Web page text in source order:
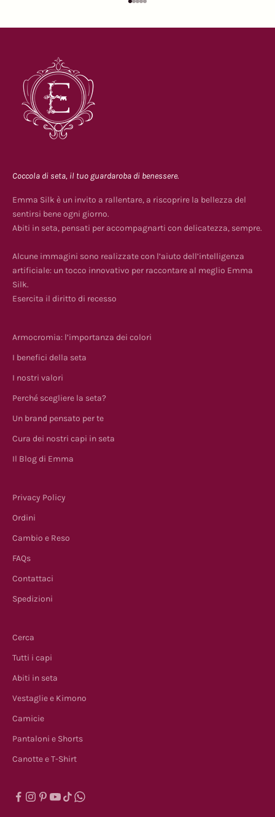
Vai all'articolo 1
Vai all'articolo 2
Vai all'articolo 3
Vai all'articolo 4
Vai all'articolo 5
Coccola di seta, il tuo guardaroba di benessere.
Emma Silk è un invito a rallentare, a riscoprire la bellezza del
sentirsi bene ogni giorno.
Abiti in seta, pensati per accompagnarti con delicatezza, sempre.
Alcune immagini sono realizzate con l’aiuto dell’intelligenza
artificiale: un tocco innovativo per raccontare al meglio Emma
Silk.
Esercita il diritto di recesso
Armocromia: l’importanza dei colori
I benefici della seta
I nostri valori
Perché scegliere la seta?
Un brand pensato per te
Cura dei nostri capi in seta
Il Blog di Emma
Privacy Policy
Ordini
Cambio e Reso
FAQs
Contattaci
Spedizioni
Cerca
Tutti i capi
Abiti in seta
Vestaglie e Kimono
Camicie
Pantaloni e Shorts
Canotte e T-Shirt